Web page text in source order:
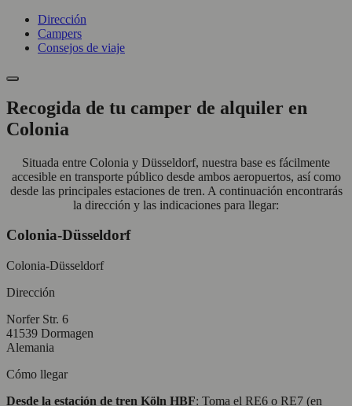
Dirección
Campers
Consejos de viaje
Recogida de tu camper de alquiler en
Colonia
Situada entre Colonia y Düsseldorf, nuestra base es fácilmente
accesible en transporte público desde ambos aeropuertos, así como
desde las principales estaciones de tren. A continuación encontrarás
la dirección y las indicaciones para llegar:
Colonia-Düsseldorf
Colonia-Düsseldorf
Dirección
Norfer Str. 6
41539 Dormagen
Alemania
Cómo llegar
Desde la estación de tren Köln HBF: Toma el RE6 o RE7 (en